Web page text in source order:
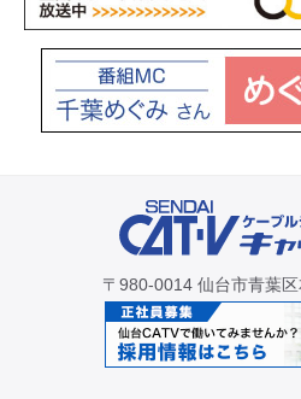
〒980-0014 仙台市青葉